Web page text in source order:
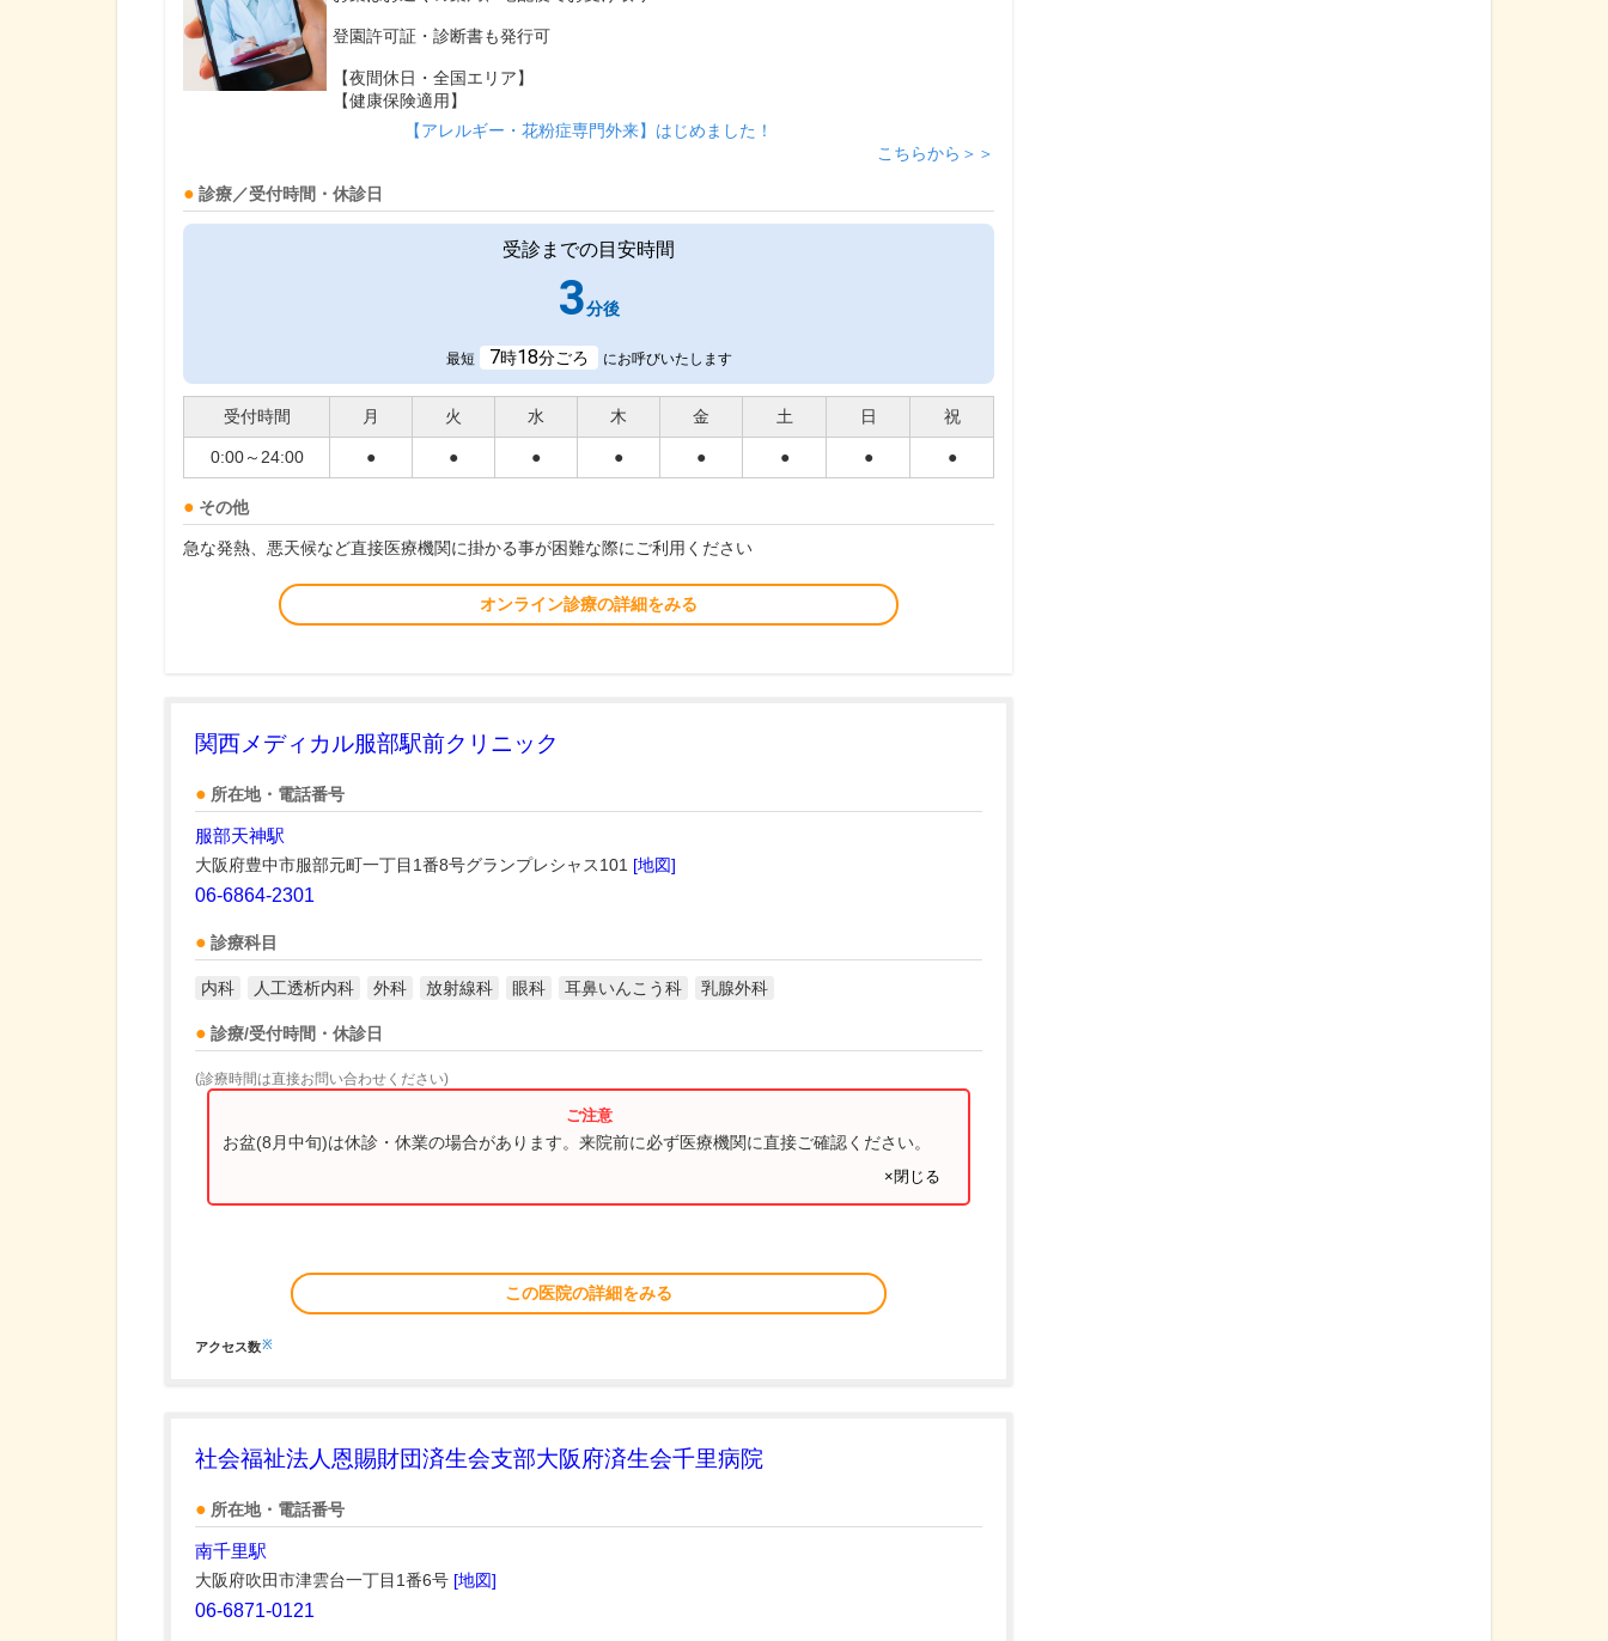
登園許可証・診断書も発行可
【夜間休日・全国エリア】
【健康保険適用】
【アレルギー・花粉症専門外来】はじめました！
こちらから＞＞
診療／受付時間・休診日
受診までの目安時間
3分後
最短 7時18分ごろ にお呼びいたします
受付時間 月 火 水 木 金 土 日 祝
0:00～24:00 ● ● ● ● ● ● ● ●
その他
急な発熱、悪天候など直接医療機関に掛かる事が困難な際にご利用ください
オンライン診療の詳細をみる
関西メディカル服部駅前クリニック
所在地・電話番号
服部天神駅
大阪府豊中市服部元町一丁目1番8号グランプレシャス101 [地図]
06-6864-2301
診療科目
内科 人工透析内科 外科 放射線科 眼科 耳鼻いんこう科 乳腺外科
診療/受付時間・休診日
(診療時間は直接お問い合わせください)
お盆(8月中旬)は休診・休業の場合があります。来院前に必ず医療機関に直接ご確認ください。
×閉じる
この医院の詳細をみる
アクセス数※
社会福祉法人恩賜財団済生会支部大阪府済生会千里病院
所在地・電話番号
南千里駅
大阪府吹田市津雲台一丁目1番6号 [地図]
06-6871-0121